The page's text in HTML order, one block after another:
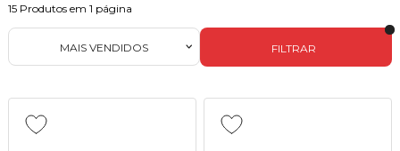
15 Produtos em 1 página
FILTRAR
MAIS VENDIDOS